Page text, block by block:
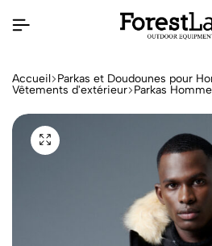
Accueil Parkas et Doudounes pour
Vêtements d'extérieur Parkas Homme